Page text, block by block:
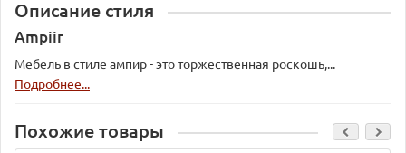
Описание стиля
Ampiir
Мебель в стиле ампир - это торжественная роскошь,...
Подробнее...
Похожие товары